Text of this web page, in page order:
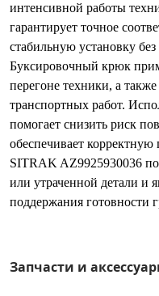
интенсивной работы
гарантирует точное
стабильную установку без
Буксировочный крюк
перегоне техники, а
транспортных работ.
помогает снизить риск
обеспечивает
SITRAK AZ9925930036
или утраченной детали и
поддержания готовности
Запчасти и